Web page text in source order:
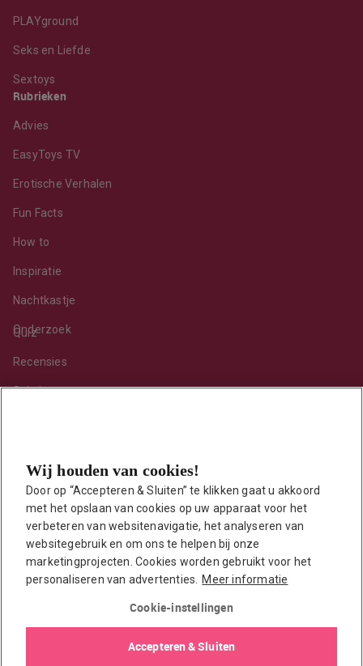
PLAYground
Seks en Liefde
Sextoys
Rubrieken
Advies
EasyToys TV
Erotische Verhalen
Fun Facts
How to
Inspiratie
Nachtkastje
Onderzoek
Quiz
Recensies
Sekshoroscoop
Toy van de maand
Vraag ’t onze seksuoloog
Interessante links
Seksuologen in Nederland
Erotisch verhaal insturen
EasyToys shop
Wij houden van cookies!
Door op “Accepteren & Sluiten” te klikken gaat u akkoord
met het opslaan van cookies op uw apparaat voor het
verbeteren van websitenavigatie, het analyseren van
websitegebruik en om ons te helpen bij onze
marketingprojecten. Cookies worden gebruikt voor het
personaliseren van advertenties. Meer informatie
Cookie-instellingen
Accepteren & Sluiten